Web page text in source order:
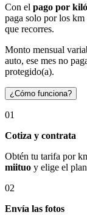
Con el pago por
paga solo por los km
que recorres.
Monto mensual
auto, ese mes no
protegido(a).
¿Cómo funciona?
01
Cotiza y contrata
Obtén tu tarifa por
miituo y elige el
02
Envía las fotos